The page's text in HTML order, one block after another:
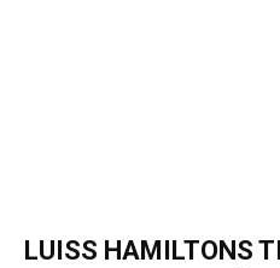
LUISS HAMILTONS